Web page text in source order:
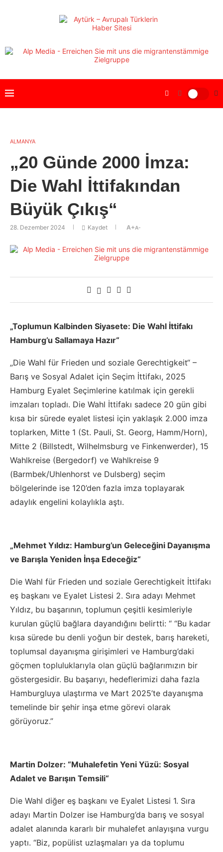
ALMANYA
„20 Günde 2000 İmza:
Die Wahl İttifakından
Büyük Çıkış“
28. Dezember 2024 Kaydet A+A-
„Toplumun Kalbinden Siyasete: Die Wahl İttifakı
Hamburg’u Sallamaya Hazır“
„Die Wahl für Frieden und soziale Gerechtigkeit“ –
Barış ve Sosyal Adalet için Seçim İttifakı, 2025
Hamburg Eyalet Seçimlerine katılmak için gerekli
imzaları topladı. Die Wahl İttifakı sadece 20 gün gibi
kısa bir sürede eyalet listesi için yaklaşık 2.000 imza
toplarken, Mitte 1 (St. Pauli, St. Georg, Hamm/Horn),
Mitte 2 (Billstedt, Wilhelmsburg ve Finkenwerder), 15
Wahlkreise (Bergedorf) ve Wahlkreise 9
(Barmbek/Uhlenhorst ve Dulsberg) seçim
bölgelerinde ise 120’den fazla imza toplayarak
adaylık engelini kolaylıkla aştı.
„Mehmet Yıldız: Hamburg’un Geleceğini Dayanışma
ve Barışla Yeniden İnşa Edeceğiz“
Die Wahl für Frieden und soziale Gerechtigkeit İttifakı
eş başkanı ve Eyalet Listesi 2. Sıra adayı Mehmet
Yıldız, bu başarının, toplumun çeşitli kesimleriyle
kurulan güçlü bağlara dayandığını belirtti: “ “Bu kadar
kısa sürede bu denli yoğun bir destek, barış hareketi,
toplumsal dayanışma girişimleri ve Hamburg’daki
göçmen topluluklarıyla olan güçlü bağlarımızın bir
göstergesidir. Bu başarıyı, hedeflerimizi daha fazla
Hamburgluya ulaştırma ve Mart 2025’te dayanışma
temelinde bir şehir inşa etme görevi olarak
görüyoruz.”
Martin Dolzer: “Muhalefetin Yeni Yüzü: Sosyal
Adalet ve Barışın Temsili“
Die Wahl diğer eş başkanı ve Eyalet Listesi 1. Sıra
adayı Martin Dolzer ise Hamburg’da barış ve sosyal
adalet alanında kararlı bir muhalefet anlayışına vurgu
yaptı. “Biz, popülist uzlaşmaları ya da toplumu